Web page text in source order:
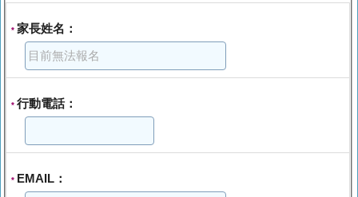
* 家長姓名：
* 行動電話：
* EMAIL：